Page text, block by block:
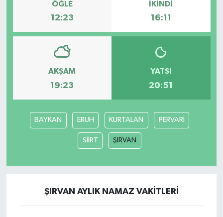
ÖĞLE
12:23
İKINDI
16:11
AKŞAM
19:23
YATSI
20:51
BAYKAN ERUH KURTALAN PERVARİ
SİİRT ŞIRVAN
ŞIRVAN AYLIK NAMAZ VAKITLERI